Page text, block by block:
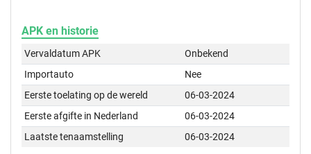
APK en historie
Vervaldatum APK
Onbekend
Importauto
Nee
Eerste toelating op de wereld
06-03-2024
Eerste afgifte in Nederland
06-03-2024
Laatste tenaamstelling
06-03-2024